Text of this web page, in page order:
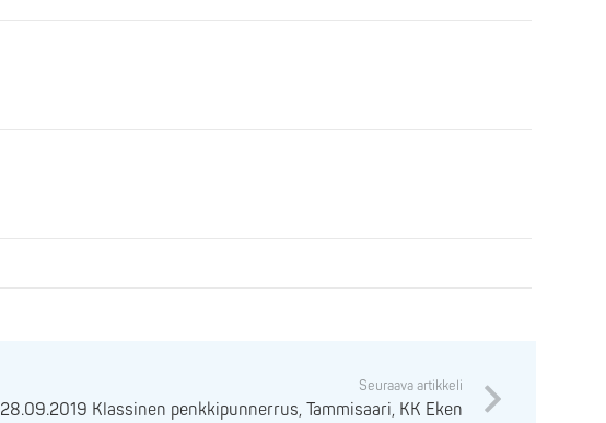
Seuraava artikkeli
28.09.2019 Klassinen penkkipunnerrus, Tammisaari, KK Eken